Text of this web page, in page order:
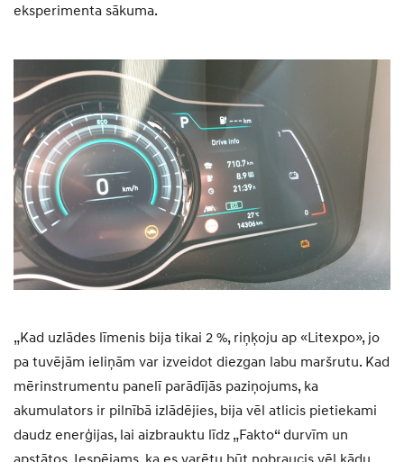
eksperimenta sākuma.
„Kad uzlādes līmenis bija tikai 2 %, riņķoju ap «Litexpo», jo
pa tuvējām ieliņām var izveidot diezgan labu maršrutu. Kad
mērinstrumentu panelī parādījās paziņojums, ka
akumulators ir pilnībā izlādējies, bija vēl atlicis pietiekami
daudz enerģijas, lai aizbrauktu līdz „Fakto“ durvīm un